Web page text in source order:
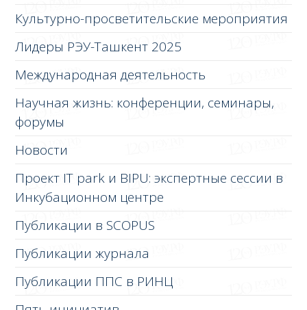
Культурно-просветительские мероприятия
Лидеры РЭУ-Ташкент 2025
Международная деятельность
Научная жизнь: конференции, семинары,
форумы
Новости
Проект IT park и BIPU: экспертные сессии в
Инкубационном центре
Публикации в SCOPUS
Публикации журнала
Публикации ППС в РИНЦ